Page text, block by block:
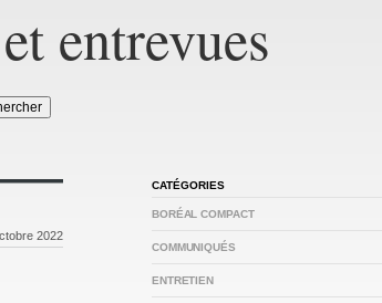
entrevues
2022
CATÉGORIES
BORÉAL COMPACT
COMMUNIQUÉS
ENTRETIEN